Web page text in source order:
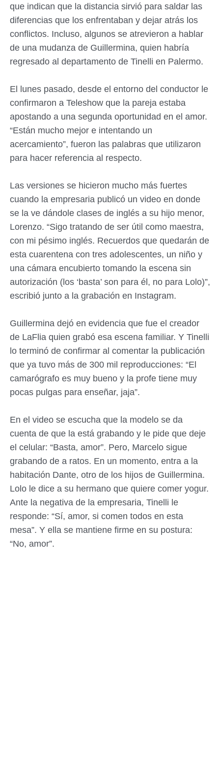
que indican que la distancia sirvió para saldar las
diferencias que los enfrentaban y dejar atrás los
conflictos. Incluso, algunos se atrevieron a hablar
de una mudanza de Guillermina, quien habría
regresado al departamento de Tinelli en Palermo.
El lunes pasado, desde el entorno del conductor le
confirmaron a Teleshow que la pareja estaba
apostando a una segunda oportunidad en el amor.
“Están mucho mejor e intentando un
acercamiento”, fueron las palabras que utilizaron
para hacer referencia al respecto.
Las versiones se hicieron mucho más fuertes
cuando la empresaria publicó un video en donde
se la ve dándole clases de inglés a su hijo menor,
Lorenzo. “Sigo tratando de ser útil como maestra,
con mi pésimo inglés. Recuerdos que quedarán de
esta cuarentena con tres adolescentes, un niño y
una cámara encubierto tomando la escena sin
autorización (los ‘basta’ son para él, no para Lolo)”,
escribió junto a la grabación en Instagram.
Guillermina dejó en evidencia que fue el creador
de LaFlia quien grabó esa escena familiar. Y Tinelli
lo terminó de confirmar al comentar la publicación
que ya tuvo más de 300 mil reproducciones: “El
camarógrafo es muy bueno y la profe tiene muy
pocas pulgas para enseñar, jaja”.
En el video se escucha que la modelo se da
cuenta de que la está grabando y le pide que deje
el celular: “Basta, amor”. Pero, Marcelo sigue
grabando de a ratos. En un momento, entra a la
habitación Dante, otro de los hijos de Guillermina.
Lolo le dice a su hermano que quiere comer yogur.
Ante la negativa de la empresaria, Tinelli le
responde: “Sí, amor, si comen todos en esta
mesa”. Y ella se mantiene firme en su postura:
“No, amor”.